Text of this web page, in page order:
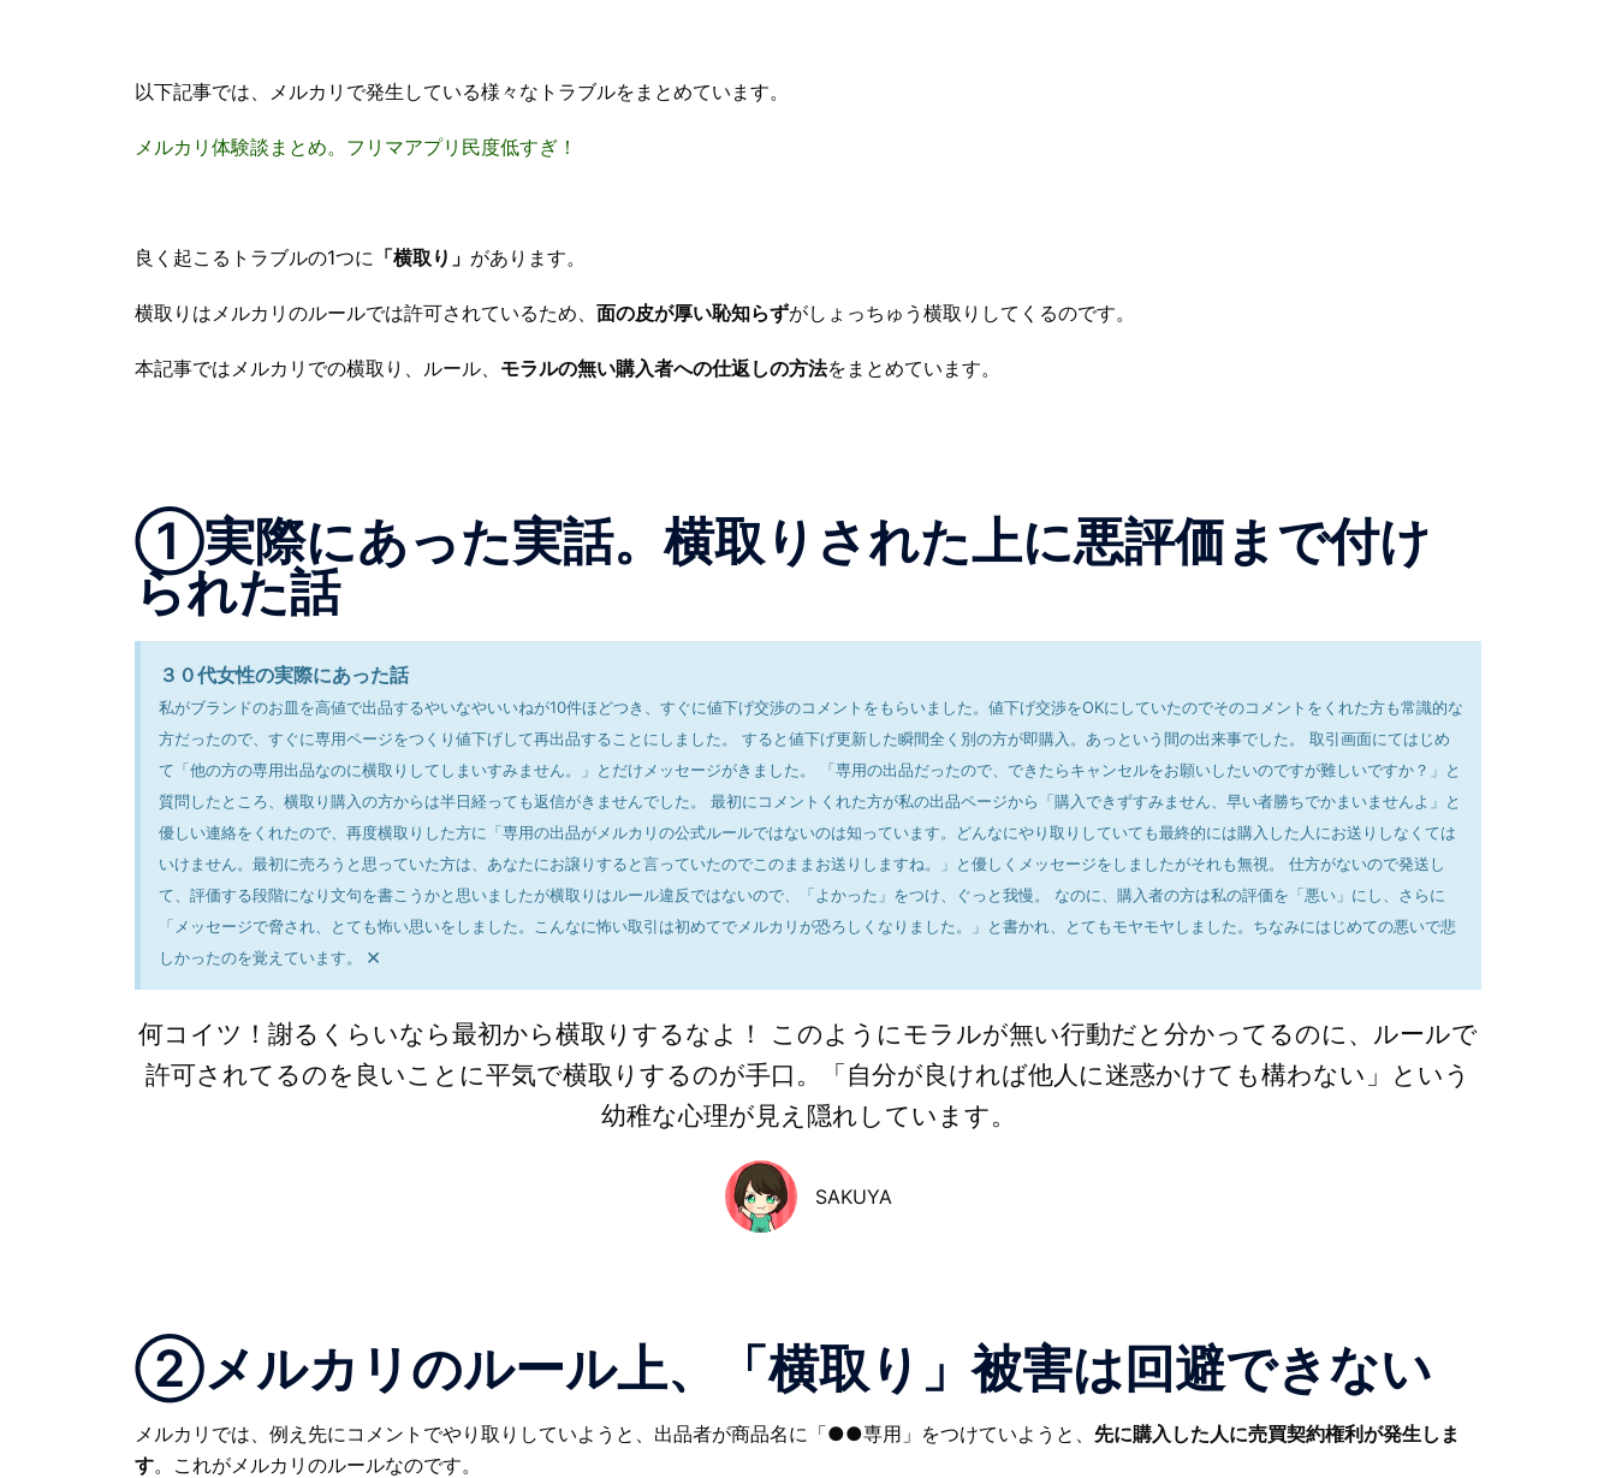
以下記事では、メルカリで発生している様々なトラブルをまとめています。
メルカリ体験談まとめ。フリマアプリ民度低すぎ！
良く起こるトラブルの1つに 「横取り」 があります。
横取りはメルカリのルールでは許可されているため、 面の皮が厚い恥知らずがしょっちゅう横取りしてくるのです。
本記事ではメルカリでの横取り、ルール、 モラルの無い購入者への仕返しの方法をまとめています。
①実際にあった実話。横取りされた上に悪評価まで付け
られた話
３０代女性の実際にあった話
私がブランドのお皿を高値で出品するやいなやいいねが10件ほどつき、すぐに値下げ交渉のコメントをもらいました。値下げ交渉をOKにしていたのでそのコメントをくれた方も常識的な
方だったので、すぐに専用ページをつくり値下げして再出品することにしました。 すると値下げ更新した瞬間全く別の方が即購入。あっという間の出来事でした。 取引画面にてはじめ
て「他の方の専用出品なのに横取りしてしまいすみません。」とだけメッセージがきました。 「専用の出品だったので、できたらキャンセルをお願いしたいのですが難しいですか？」と
質問したところ、横取り購入の方からは半日経っても返信がきませんでした。 最初にコメントくれた方が私の出品ページから「購入できずすみません、早い者勝ちでかまいませんよ」と
優しい連絡をくれたので、再度横取りした方に「専用の出品がメルカリの公式ルールではないのは知っています。どんなにやり取りしていても最終的には購入した人にお送りしなくては
いけません。最初に売ろうと思っていた方は、あなたにお譲りすると言っていたのでこのままお送りしますね。」と優しくメッセージをしましたがそれも無視。 仕方がないので発送し
て、評価する段階になり文句を書こうかと思いましたが横取りはルール違反ではないので、「よかった」をつけ、ぐっと我慢。 なのに、購入者の方は私の評価を「悪い」にし、さらに
「メッセージで脅され、とても怖い思いをしました。こんなに怖い取引は初めてでメルカリが恐ろしくなりました。」と書かれ、とてもモヤモヤしました。ちなみにはじめての悪いで悲
しかったのを覚えています。
×
何コイツ！謝るくらいなら最初から横取りするなよ！ このようにモラルが無い行動だと分かってるのに、ルールで
許可されてるのを良いことに平気で横取りするのが手口。「自分が良ければ他人に迷惑かけても構わない」という
幼稚な心理が見え隠れしています。
SAKUYA
②メルカリのルール上、「横取り」被害は回避できない
メルカリでは、例え先にコメントでやり取りしていようと、出品者が商品名に「●●専用」をつけていようと、 先に購入した人に売買契約権利が発生しま
す。これがメルカリのルールなのです。